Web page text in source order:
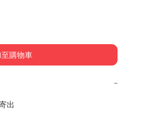
至購物車
−
出